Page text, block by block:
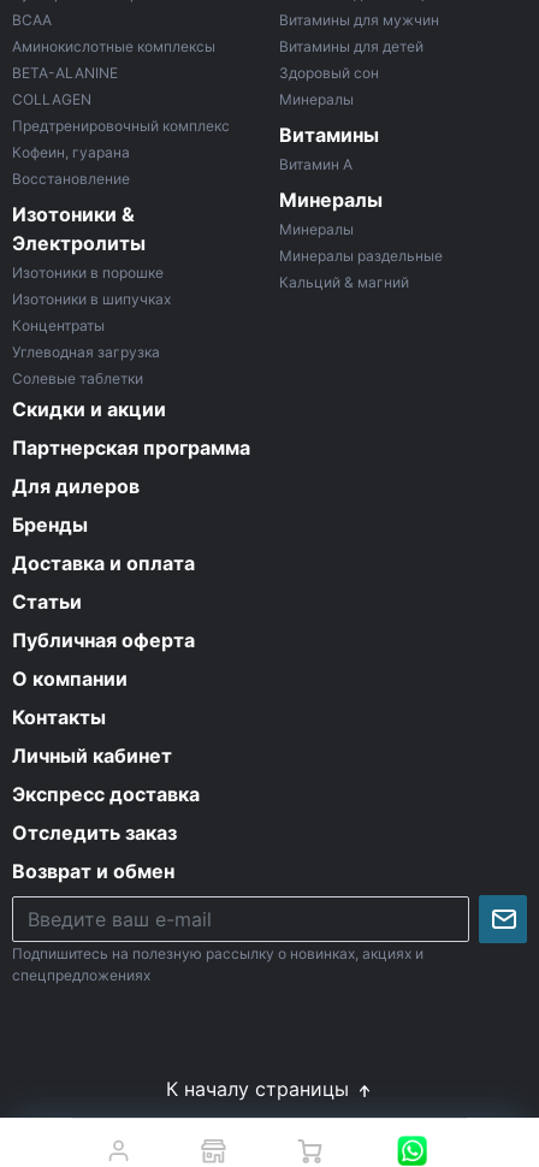
ВСАА
Аминокислотные комплексы
BETA-ALANINE
COLLAGEN
Предтренировочный комплекс
Кофеин, гуарана
Восстановление
Изотоники &
Электролиты
Изотоники в порошке
Изотоники в шипучках
Концентраты
Углеводная загрузка
Солевые таблетки
Витамины для мужчин
Витамины для детей
Здоровый сон
Минералы
Витамины
Витамин A
Минералы
Минералы
Минералы раздельные
Кальций & магний
Скидки и акции
Партнерская программа
Для дилеров
Бренды
Доставка и оплата
Статьи
Публичная оферта
О компании
Контакты
Личный кабинет
Экспресс доставка
Отследить заказ
Возврат и обмен
Подпишитесь на полезную рассылку о новинках, акциях и
спецпредложениях
К началу страницы
© Все права защищены. 2009-2026 Energy-Body.ru